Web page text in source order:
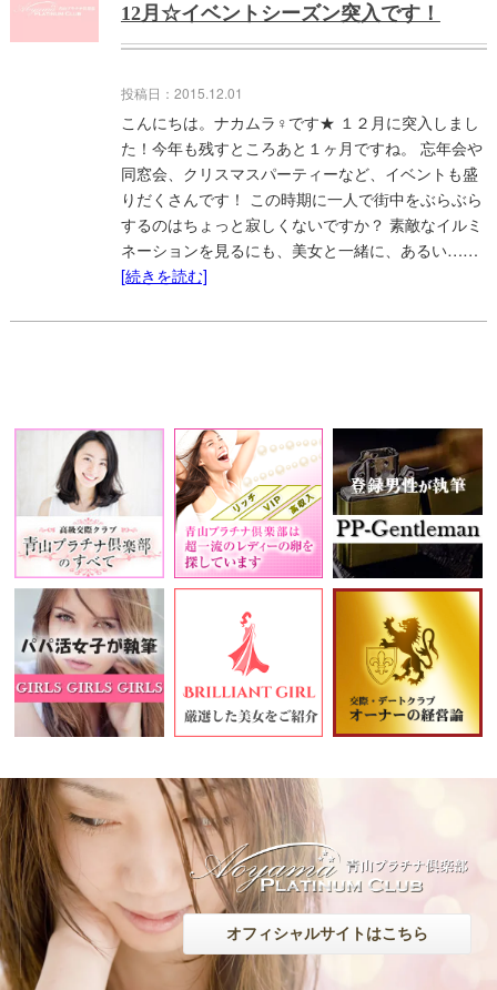
12月☆イベントシーズン突入です！
投稿日：2015.12.01
こんにちは。ナカムラ♀です★ １２月に突入しまし
た！今年も残すところあと１ヶ月ですね。 忘年会や
同窓会、クリスマスパーティーなど、イベントも盛
りだくさんです！ この時期に一人で街中をぶらぶら
するのはちょっと寂しくないですか？ 素敵なイルミ
ネーションを見るにも、美女と一緒に、あるい……
[続きを読む]
オフィシャルサイトはこちら